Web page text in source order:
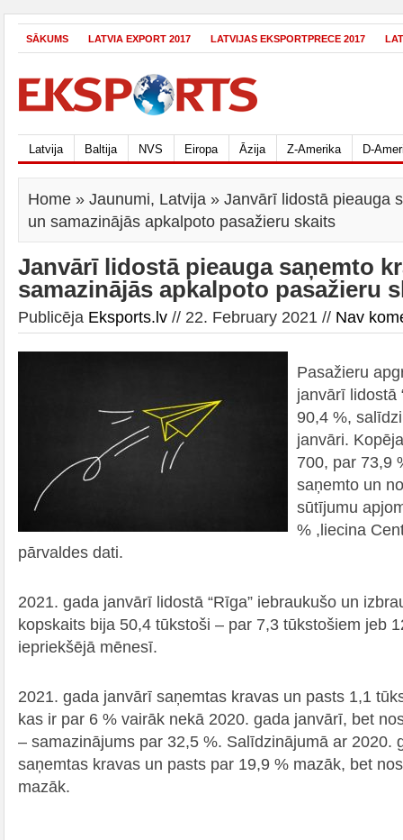
SĀKUMS LATVIA EXPORT 2017 LATVIJAS EKSPORTPRECE 2017
Latvija Baltija NVS Eiropa Āzija Z-Amerika D-
Home » Jaunumi, Latvija » Janvārī lidostā pieauga
un samazinājās apkalpoto pasažieru skaits
Janvārī lidostā pieauga saņemto
samazinājās apkalpoto pasažieru
Publicēja Eksports.lv // 22. February 2021 // Nav
Pasažieru
janvārī lidostā
90,4 %,
janvāri.
700, par 73,9
saņemto un
sūtījumu
% ,liecina
pārvaldes dati.
2021. gada janvārī lidostā “Rīga” iebraukušo un
kopskaits bija 50,4 tūkstoši – par 7,3 tūkstošiem jeb
iepriekšējā mēnesī.
2021. gada janvārī saņemtas kravas un pasts 1,1
kas ir par 6 % vairāk nekā 2020. gada janvārī, bet
– samazinājums par 32,5 %. Salīdzinājumā ar 2020.
saņemtas kravas un pasts par 19,9 % mazāk, bet
mazāk.